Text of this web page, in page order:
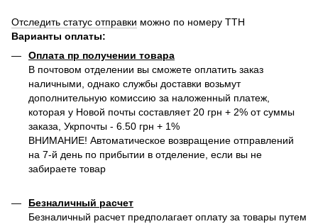
Отследить статус отправки можно по номеру ТТН
Варианты оплаты:
Оплата пр получении товара
В почтовом отделении вы сможете оплатить заказ
наличными, однако службы доставки возьмут
дополнительную комиссию за наложенный платеж,
которая у Новой почты составляет 20 грн + 2% от суммы
заказа, Укрпочты - 6.50 грн + 1%
ВНИМАНИЕ! Автоматическое возвращение отправлений
на 7-й день по прибытии в отделение, если вы не
забираете товар
Безналичный расчет
Безналичный расчет предполагает оплату за товары путем